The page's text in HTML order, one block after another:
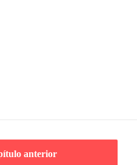
anterior